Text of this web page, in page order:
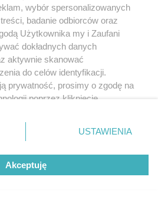
serwisie nie może być powielany i
w jakikolwiek sposób (w
na jakimkolwiek polu
włącznie z umieszczaniem w Internecie
praw. Jakiekolwiek użycie lub
lub w części z naruszeniem prawa, tzn.
pod groźbą kary i może być ścigane
O nas
wybór spersonalizowanych
badanie odbiorców oraz
Użytkownika my i Zaufani
dokładnych danych
aktywnie skanować
do celów identyfikacji.
prywatność, prosimy o zgodę na
poprzez kliknięcie
przycisk ustawień prywatności
dolnym rogu strony
nie wymagają zgody
prawo sprzeciwić się takiemu
będą miały zastosowanie tylko
USTAWIENIA
Akceptuję